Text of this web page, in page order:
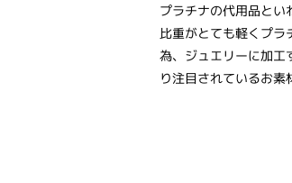
プラチナの代用品とい
比重がとても軽くプラ
為、ジュエリーに加工
り注目されているお素